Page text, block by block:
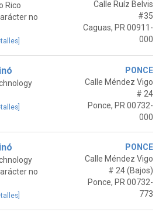
Rico
no
Calle Ruíz Belvis
#35
Caguas, PR 00911-
000
PONCE
Calle Méndez Vigo
# 24
Ponce, PR 00732-
000
no
PONCE
Calle Méndez Vigo
# 24 (Bajos)
Ponce, PR 00732-
773